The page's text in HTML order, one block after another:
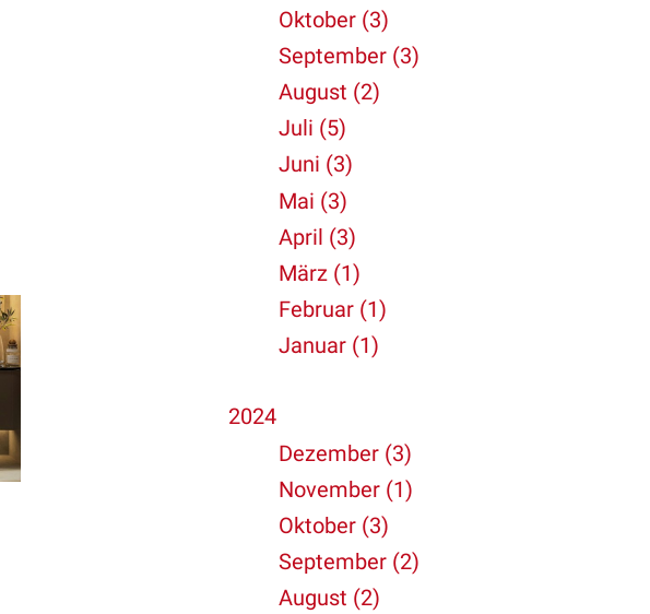
Oktober (3)
September (3)
August (2)
Juli (5)
Juni (3)
Mai (3)
April (3)
März (1)
Februar (1)
Januar (1)
2024
Dezember (3)
November (1)
Oktober (3)
September (2)
August (2)